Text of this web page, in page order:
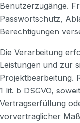
Benutzerzugänge.
Passwortschutz,
Berechtigungen
Die Verarbeitung
Leistungen und zur
Projektbearbeitung.
1 lit. b DSGVO,
Vertragserfüllung
vorvertraglicher